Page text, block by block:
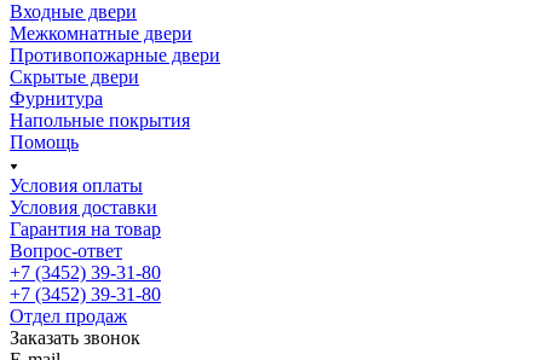
Входные двери
Межкомнатные двери
Противопожарные двери
Скрытые двери
Фурнитура
Напольные покрытия
Помощь
Условия оплаты
Условия доставки
Гарантия на товар
Вопрос-ответ
+7 (3452) 39-31-80
+7 (3452) 39-31-80
Отдел продаж
Заказать звонок